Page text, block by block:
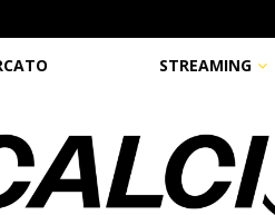
STREAMING